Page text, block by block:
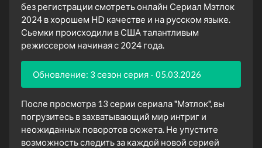
без регистрации смотреть онлайн Сериал Мэтлок
2024 в хорошем HD качестве и на русском языке.
Сьемки происходили в США талантливым
режиссером начиная с 2024 года.
Обновление: 3 сезон серия - 05.03.2026
После просмотра 13 серии сериала "Мэтлок", вы
погрузитесь в захватывающий мир интриг и
неожиданных поворотов сюжета. Не упустите
возможность следить за каждой новой серией